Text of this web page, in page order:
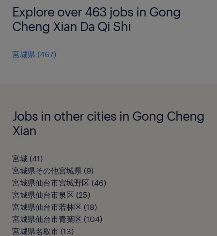
Explore over 463 jobs in Gong
Cheng Xian Da Qi Shi
宮城県 (467)
Jobs in other cities in Gong Cheng
Xian
宮城 (41)
宮城県その他宮城県 (9)
宮城県仙台市宮城野区 (46)
宮城県仙台市泉区 (25)
宮城県仙台市若林区 (18)
宮城県仙台市青葉区 (104)
宮城県名取市 (13)